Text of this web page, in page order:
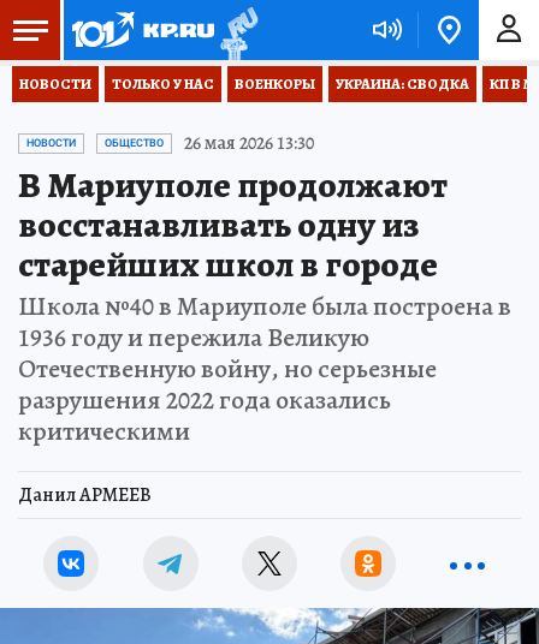
НОВОСТИ ТОЛЬКО У НАС ВОЕНКОРЫ УКРАИНА: СВОДКА КП В
НОВОСТИ ОБЩЕСТВО 26 мая 2026 13:30
В Мариуполе продолжают
восстанавливать одну из
старейших школ в городе
Школа №40 в Мариуполе была построена в
1936 году и пережила Великую
Отечественную войну, но серьезные
разрушения 2022 года оказались
критическими
Данил АРМЕЕВ